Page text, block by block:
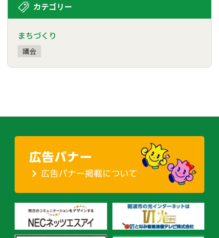
カテゴリー
まちづくり
議会